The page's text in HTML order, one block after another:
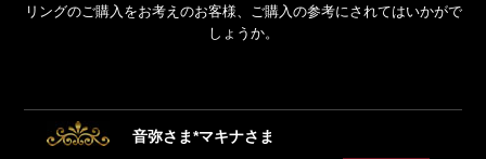
リングのご購入をお考えのお客様、ご購入の参考にされてはいかがで
しょうか。
音弥さま*マキナさま